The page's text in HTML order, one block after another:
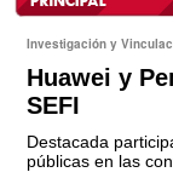
Investigación y
Huawei y
SEFI
Destacada
públicas en las